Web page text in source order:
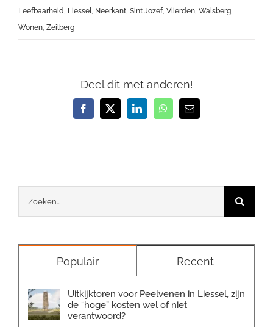
Leefbaarheid, Liessel, Neerkant, Sint Jozef, Vlierden, Walsberg,
Wonen, Zeilberg
Deel dit met anderen!
Facebook
X LinkedInWhatsApp
E-
Zoeken
naar:
Populair Recent
Uitkijktoren voor Peelvenen in Liessel, zijn
de “hoge” kosten wel of niet
verantwoord?